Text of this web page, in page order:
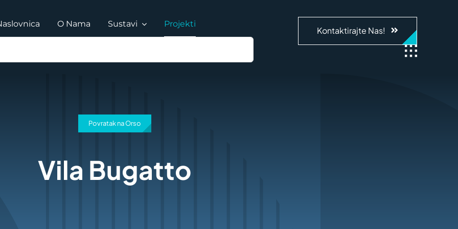
O Nama Sustavi Projekti
Kontaktirajte Nas!
Povratak na Orso
Vila Bugatto